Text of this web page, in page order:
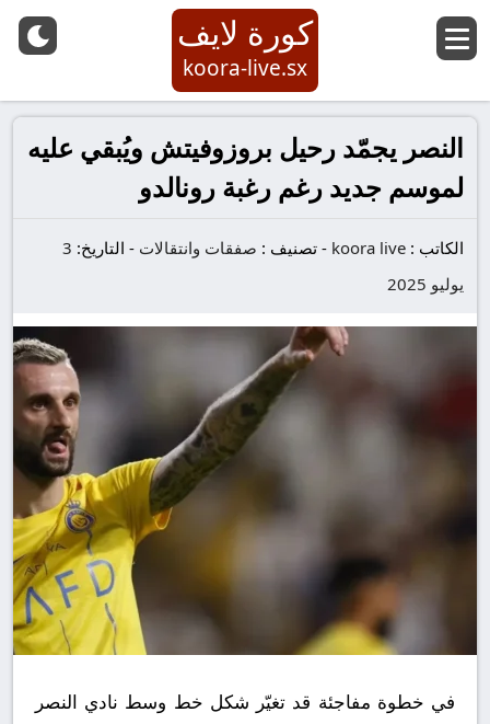
كورة لايف
koora-live.sx
النصر يجمّد رحيل بروزوفيتش ويُبقي عليه
لموسم جديد رغم رغبة رونالدو
الكاتب : koora live
- تصنيف : صفقات وانتقالات - التاريخ: 3
يوليو 2025
في خطوة مفاجئة قد تغيّر شكل خط وسط نادي النصر